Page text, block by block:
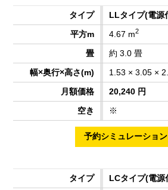
LLタイプ(電源
4.67 m2
約 3.0 畳
1.53 × 3.05 ×
20,240 円
※
LCタイプ(電源